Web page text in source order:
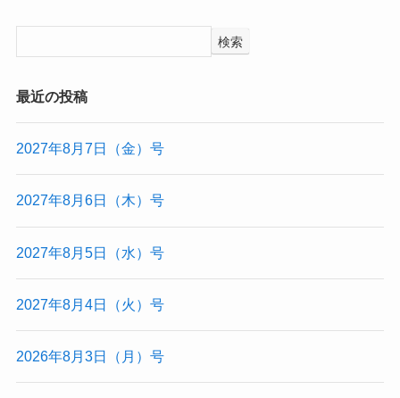
検索
最近の投稿
2027年8月7日（金）号
2027年8月6日（木）号
2027年8月5日（水）号
2027年8月4日（火）号
2026年8月3日（月）号